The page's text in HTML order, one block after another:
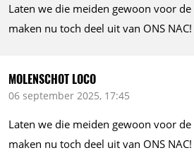
Laten we die meiden gewoon voor de
maken nu toch deel uit van ONS NAC!
MOLENSCHOT LOCO
06 september 2025, 17:45
Laten we die meiden gewoon voor de
maken nu toch deel uit van ONS NAC!